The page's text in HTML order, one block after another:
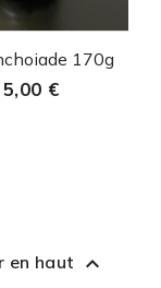
rapide
170g
5,00 €
en haut 